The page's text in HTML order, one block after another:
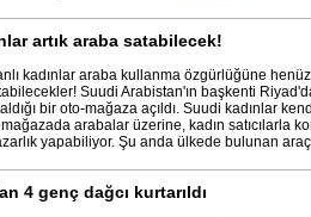
artık araba satabilecek!
kadınlar araba kullanma özgürlüğüne
Suudi Arabistan'ın başkenti
bir oto-mağaza açıldı. Suudi kadınlar
arabalar üzerine, kadın satıcılarla
yapabiliyor. Şu anda ülkede bulunan
4 genç dağcı kurtarıldı